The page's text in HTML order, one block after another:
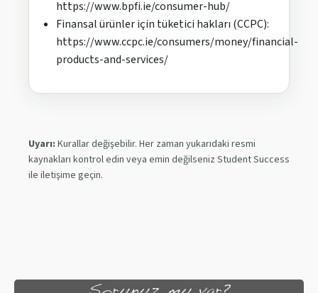
https://www.bpfi.ie/consumer-hub/
Finansal ürünler için tüketici hakları (CCPC):
https://www.ccpc.ie/consumers/money/financial-
products-and-services/
Uyarı: Kurallar değişebilir. Her zaman yukarıdaki resmi
kaynakları kontrol edin veya emin değilseniz Student Success
ile iletişime geçin.